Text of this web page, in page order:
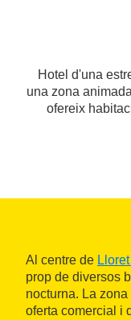
Hotel d'una
una zona
ofereix
Al centre de
prop de diversos
nocturna. La
oferta comercial i